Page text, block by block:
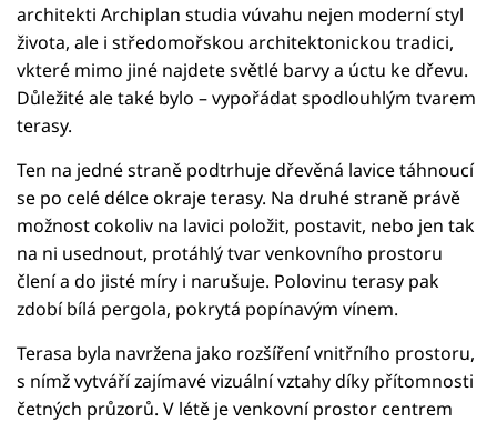
architekti Archiplan studia vúvahu nejen moderní styl
života, ale i středomořskou architektonickou tradici,
vkteré mimo jiné najdete světlé barvy a úctu ke dřevu.
Důležité ale také bylo – vypořádat spodlouhlým tvarem
terasy.
Ten na jedné straně podtrhuje dřevěná lavice táhnoucí
se po celé délce okraje terasy. Na druhé straně právě
možnost cokoliv na lavici položit, postavit, nebo jen tak
na ni usednout, protáhlý tvar venkovního prostoru
člení a do jisté míry i narušuje. Polovinu terasy pak
zdobí bílá pergola, pokrytá popínavým vínem.
Terasa byla navržena jako rozšíření vnitřního prostoru,
s nímž vytváří zajímavé vizuální vztahy díky přítomnosti
četných průzorů. V létě je venkovní prostor centrem